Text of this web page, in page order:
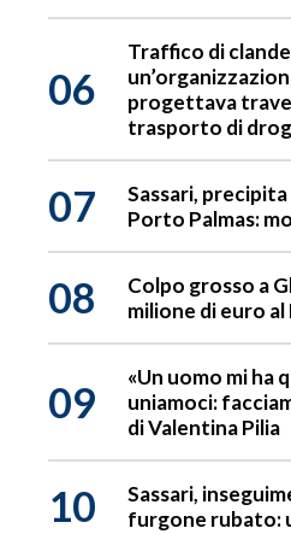
06
Traffico di
progettava
trasporto di
07
Sassari,
Porto Palmas:
08
Colpo grosso a
milione di euro
09
«Un uomo mi ha
uniamoci:
di Valentina Pilia
10
Sassari,
furgone rubato: